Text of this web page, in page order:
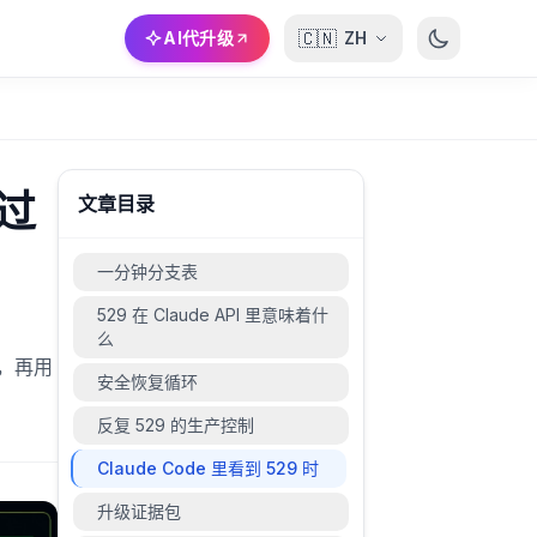
AI代升级 🇨🇳 ZH
再用
文章目录
一分钟分支表
529 在 Claude API 里意味着什
么
安全恢复循环
反复 529 的生产控制
Claude Code 里看到 529 时
升级证据包